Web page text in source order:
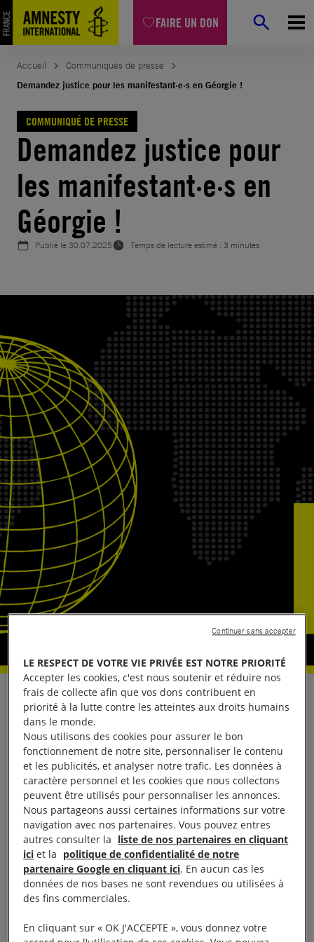
FAIRE UN DON
Aller
au
contenu
Accueil
Communiqués de presse
Demandez justice pour les manifestant·e·s en Géorgie !
COMMUNIQUÉ DE PRESSE
Demandez justice pour
les manifestant·e·s en
Géorgie !
Publié le30.07.2025 Temps de lecture estimé : 3 minutes
Demandez justice
pour les
manifestant·e·s en
Géorgie !
Depuis le 29 novembre 2024, en
Géorgie, des manifestant·e·s protestent
contre des lois restrictives et la décision
du gouvernement de suspendre le
processus d’adhésion à l’Union
LE RESPECT DE VOTRE VIE PRIVÉE EST NOTRE PRIORITÉ
Accepter les cookies, c'est nous soutenir et réduire nos
frais de collecte afin que vos dons contribuent en
priorité à la lutte contre les atteintes aux droits humains
dans le monde.
Nous utilisons des cookies pour assurer le bon
fonctionnement de notre site, personnaliser le contenu
et les publicités, et analyser notre trafic. Les données à
caractère personnel et les cookies que nous collectons
peuvent être utilisés pour personnaliser les annonces.
Nous partageons aussi certaines informations sur votre
navigation avec nos partenaires. Vous pouvez entres
autres consulter la liste de nos partenaires en cliquant
ici et la politique de confidentialité de notre
partenaire Google en cliquant ici. En aucun cas les
données de nos bases ne sont revendues ou utilisées à
des fins commerciales.
En cliquant sur « OK J'ACCEPTE », vous donnez votre
Continuer sans accepter